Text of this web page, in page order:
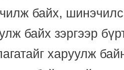
байх,
байх зэргээр
харуулж